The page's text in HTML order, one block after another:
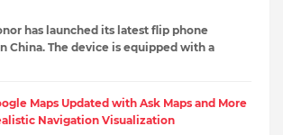
has launched its latest flip phone
China. The device is equipped with a
Maps Updated with Ask Maps and More
Navigation Visualization